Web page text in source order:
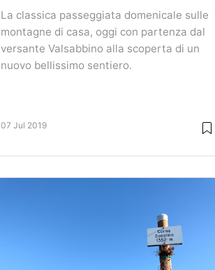
La classica passeggiata domenicale sulle
montagne di casa, oggi con partenza dal
versante Valsabbino alla scoperta di un
nuovo bellissimo sentiero.
07 Jul 2019